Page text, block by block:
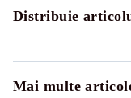
Distribuie
Mai multe